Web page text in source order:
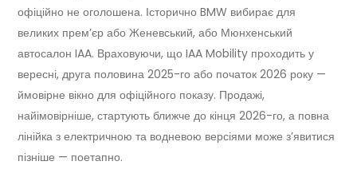
офіційно не оголошена. Історично BMW вибирає для
великих прем’єр або Женевський, або Мюнхенський
автосалон IAA. Враховуючи, що IAA Mobility проходить у
вересні, друга половина 2025-го або початок 2026 року —
ймовірне вікно для офіційного показу. Продажі,
найімовірніше, стартують ближче до кінця 2026-го, а повна
лінійка з електричною та водневою версіями може з’явитися
пізніше — поетапно.